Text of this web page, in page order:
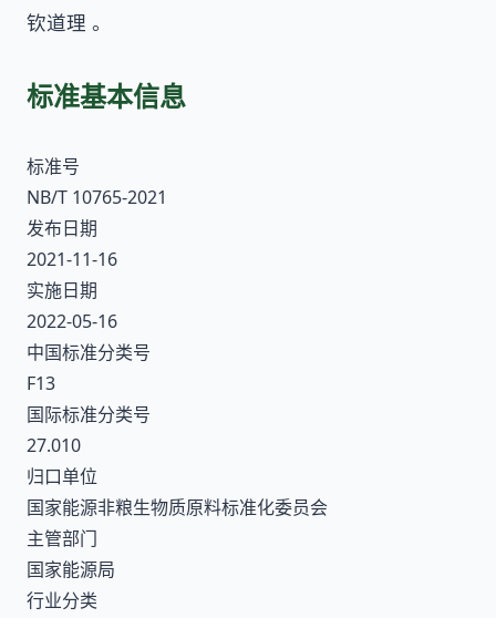
钦道理 。
标准基本信息
标准号
NB/T 10765-2021
发布日期
2021-11-16
实施日期
2022-05-16
中国标准分类号
F13
国际标准分类号
27.010
归口单位
国家能源非粮生物质原料标准化委员会
主管部门
国家能源局
行业分类